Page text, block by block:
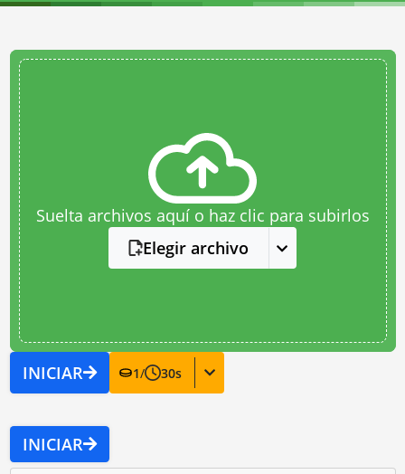
Suelta archivos aquí o haz clic para subirlos
Elegir archivo
INICIAR 1/ 30s
INICIAR